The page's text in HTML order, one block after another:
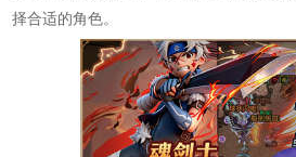
择合适的角色。